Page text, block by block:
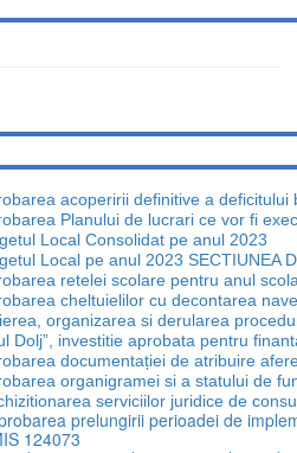
acoperirii definitive a
Planului de lucrari ce vor fi
Local Consolidat pe anul 2023
Local pe anul 2023 SECTIUNEA
retelei scolare pentru anul
cheltuielilor cu decontarea
organizarea si derularea
Dolj”, investitie aprobata pentru
documentației de atribuire
organigramei si a statului de
serviciilor juridice de
prelungirii perioadei de
124073